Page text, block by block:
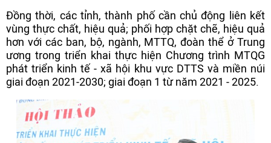
Đồng thời, các tỉnh, thành phố cần chủ động liên kết
vùng thực chất, hiệu quả; phối hợp chặt chẽ, hiệu quả
hơn với các ban, bộ, ngành, MTTQ, đoàn thể ở Trung
ương trong triển khai thực hiện Chương trình MTQG
phát triển kinh tế - xã hội khu vực DTTS và miền núi
giai đoạn 2021-2030; giai đoạn 1 từ năm 2021 - 2025.